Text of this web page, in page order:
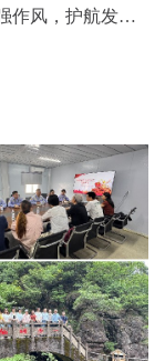
作风，护航发展